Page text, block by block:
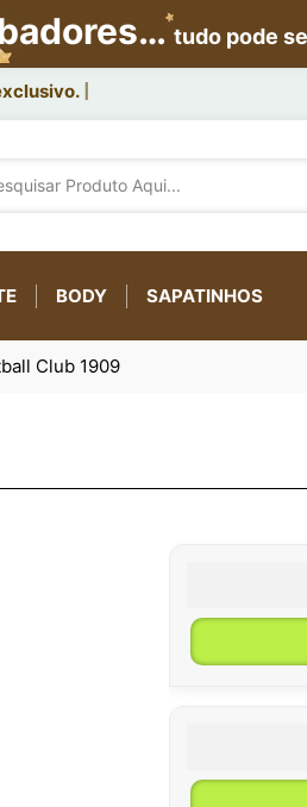
tudo pode
BODY SAPATINHOS
Club 1909